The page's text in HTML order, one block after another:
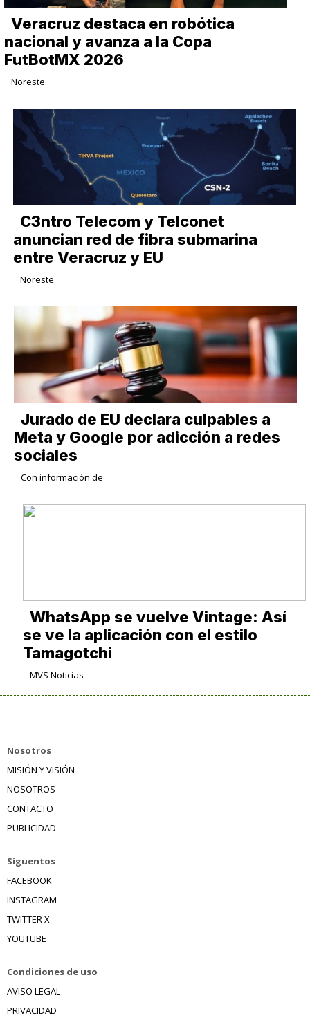
Veracruz destaca en robótica
nacional y avanza a la Copa
FutBotMX 2026
Noreste
C3ntro Telecom y Telconet
anuncian red de fibra submarina
entre Veracruz y EU
Noreste
Jurado de EU declara culpables a
Meta y Google por adicción a redes
sociales
Con información de
WhatsApp se vuelve Vintage: Así
se ve la aplicación con el estilo
Tamagotchi
MVS Noticias
Nosotros
MISIÓN Y VISIÓN
NOSOTROS
CONTACTO
PUBLICIDAD
Síguentos
FACEBOOK
INSTAGRAM
TWITTER X
YOUTUBE
Condiciones de uso
AVISO LEGAL
PRIVACIDAD